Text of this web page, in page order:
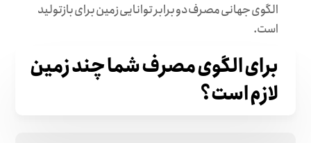
الگوی جهانی مصرف دو برابر توانایی زمین برای بازتولید
است.
برای الگوی مصرف شما چند زمین
لازم است؟